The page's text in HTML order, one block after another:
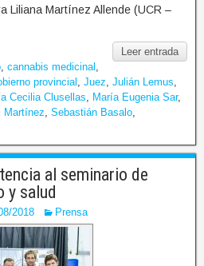
Liliana Martínez Allende (UCR –
Leer entrada
cannabis medicinal
provincial Juez Julián Lemus
Cecilia Clusellas María Eugenia Sar,
Martínez Sebastián Basalo
al seminario de
y salud
2018 Prensa